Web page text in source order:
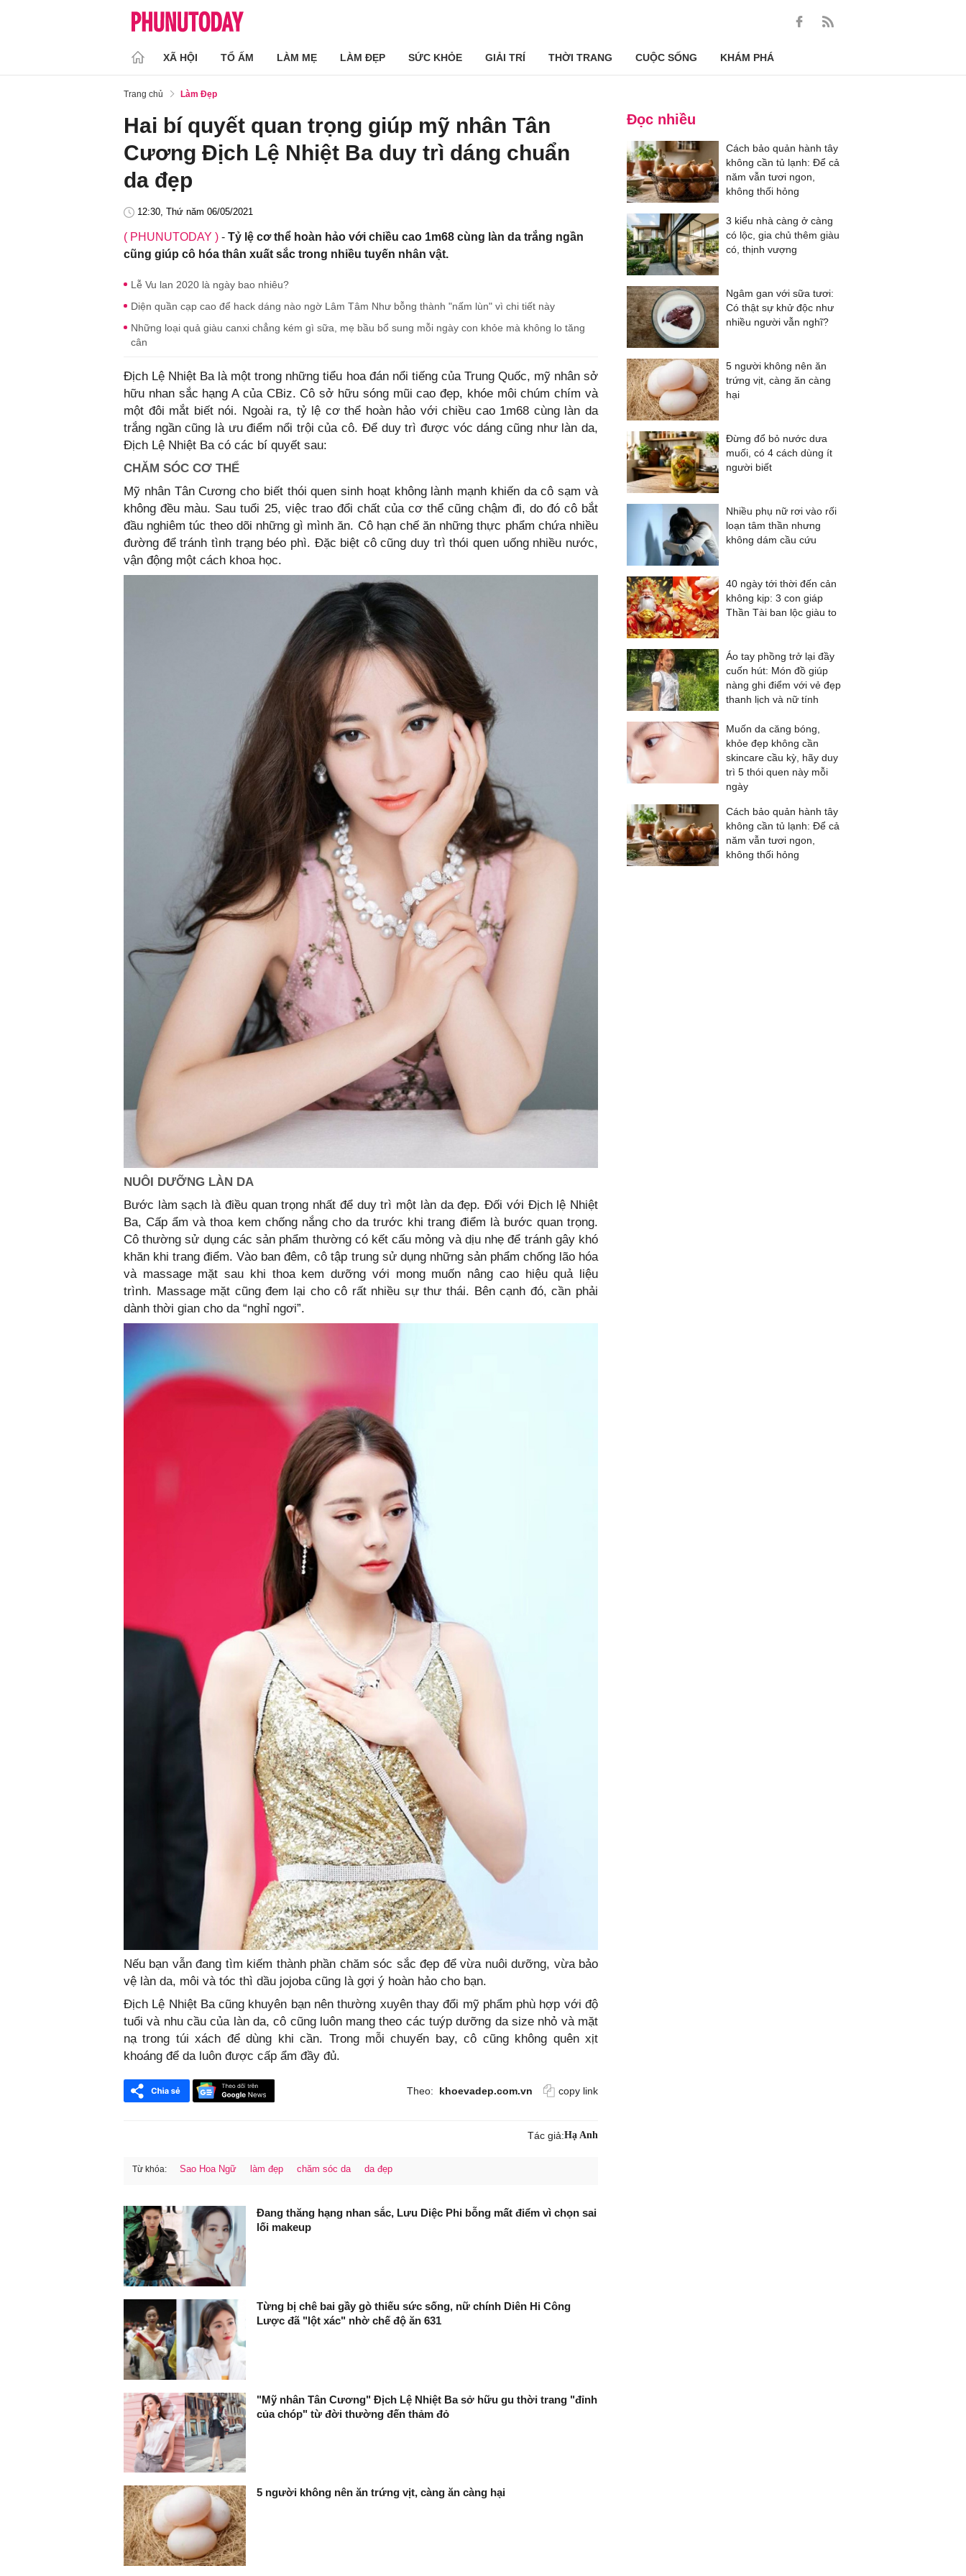
XÃ HỘI TỔ ẤM LÀM MẸ LÀM ĐẸP SỨC KHỎE GIẢI TRÍ THỜI TRANG CUỘC SỐNG KHÁM PHÁ
Trang chủ Làm Đẹp
Hai bí quyết quan trọng giúp mỹ nhân Tân
Cương Địch Lệ Nhiệt Ba duy trì dáng chuẩn
da đẹp
12:30, Thứ năm 06/05/2021
( PHUNUTODAY ) - Tỷ lệ cơ thể hoàn hảo với chiều cao 1m68 cùng làn da trắng ngần
cũng giúp cô hóa thân xuất sắc trong nhiều tuyến nhân vật.
Lễ Vu lan 2020 là ngày bao nhiêu?
Diện quần cạp cao để hack dáng nào ngờ Lâm Tâm Như bỗng thành "nấm lùn" vì chi tiết này
Những loại quả giàu canxi chẳng kém gì sữa, mẹ bầu bổ sung mỗi ngày con khỏe mà không lo tăng
cân
Địch Lệ Nhiệt Ba là một trong những tiểu hoa đán nổi tiếng của Trung Quốc, mỹ nhân sở
hữu nhan sắc hạng A của CBiz. Cô sở hữu sóng mũi cao đẹp, khóe môi chúm chím và
một đôi mắt biết nói. Ngoài ra, tỷ lệ cơ thể hoàn hảo với chiều cao 1m68 cùng làn da
trắng ngần cũng là ưu điểm nổi trội của cô. Để duy trì được vóc dáng cũng như làn da,
Địch Lệ Nhiệt Ba có các bí quyết sau:
CHĂM SÓC CƠ THỂ
Mỹ nhân Tân Cương cho biết thói quen sinh hoạt không lành mạnh khiến da cô sạm và
không đều màu. Sau tuổi 25, việc trao đổi chất của cơ thể cũng chậm đi, do đó cô bắt
đầu nghiêm túc theo dõi những gì mình ăn. Cô hạn chế ăn những thực phẩm chứa nhiều
đường để tránh tình trạng béo phì. Đặc biệt cô cũng duy trì thói quen uống nhiều nước,
vận động một cách khoa học.
NUÔI DƯỠNG LÀN DA
Bước làm sạch là điều quan trọng nhất để duy trì một làn da đẹp. Đối với Địch lệ Nhiệt
Ba, Cấp ẩm và thoa kem chống nắng cho da trước khi trang điểm là bước quan trọng.
Cô thường sử dụng các sản phẩm thường có kết cấu mỏng và dịu nhẹ để tránh gây khó
khăn khi trang điểm. Vào ban đêm, cô tập trung sử dụng những sản phẩm chống lão hóa
và massage mặt sau khi thoa kem dưỡng với mong muốn nâng cao hiệu quả liệu
trình. Massage mặt cũng đem lại cho cô rất nhiều sự thư thái. Bên cạnh đó, cần phải
dành thời gian cho da “nghỉ ngơi”.
Nếu bạn vẫn đang tìm kiếm thành phần chăm sóc sắc đẹp để vừa nuôi dưỡng, vừa bảo
vệ làn da, môi và tóc thì dầu jojoba cũng là gợi ý hoàn hảo cho bạn.
Địch Lệ Nhiệt Ba cũng khuyên bạn nên thường xuyên thay đổi mỹ phẩm phù hợp với độ
tuổi và nhu cầu của làn da, cô cũng luôn mang theo các tuýp dưỡng da size nhỏ và mặt
nạ trong túi xách để dùng khi cần. Trong mỗi chuyến bay, cô cũng không quên xịt
khoáng để da luôn được cấp ẩm đầy đủ.
Theo: khoevadep.com.vn copy link
Tác giả:Hạ Anh
Từ khóa: Sao Hoa Ngữ làm đẹp chăm sóc da da đẹp
Đang thăng hạng nhan sắc, Lưu Diệc Phi bỗng mất điểm vì chọn sai
lối makeup
Từng bị chê bai gầy gò thiếu sức sống, nữ chính Diên Hi Công
Lược đã "lột xác" nhờ chế độ ăn 631
"Mỹ nhân Tân Cương" Địch Lệ Nhiệt Ba sở hữu gu thời trang "đỉnh
của chóp" từ đời thường đến thảm đỏ
5 người không nên ăn trứng vịt, càng ăn càng hại
Đọc nhiều
Cách bảo quản hành tây
không cần tủ lạnh: Để cả
năm vẫn tươi ngon,
không thối hỏng
3 kiểu nhà càng ở càng
có lộc, gia chủ thêm giàu
có, thịnh vượng
Ngâm gan với sữa tươi:
Có thật sự khử độc như
nhiều người vẫn nghĩ?
5 người không nên ăn
trứng vịt, càng ăn càng
hại
Đừng đổ bỏ nước dưa
muối, có 4 cách dùng ít
người biết
Nhiều phụ nữ rơi vào rối
loạn tâm thần nhưng
không dám cầu cứu
40 ngày tới thời đến cản
không kịp: 3 con giáp
Thần Tài ban lộc giàu to
Áo tay phồng trở lại đầy
cuốn hút: Món đồ giúp
nàng ghi điểm với vẻ đẹp
thanh lịch và nữ tính
Muốn da căng bóng,
khỏe đẹp không cần
skincare cầu kỳ, hãy duy
trì 5 thói quen này mỗi
ngày
Cách bảo quản hành tây
không cần tủ lạnh: Để cả
năm vẫn tươi ngon,
không thối hỏng